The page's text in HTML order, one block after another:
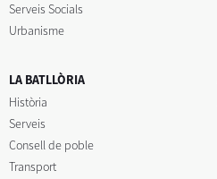
Serveis Socials
Urbanisme
LA BATLLÒRIA
Història
Serveis
Consell de poble
Transport